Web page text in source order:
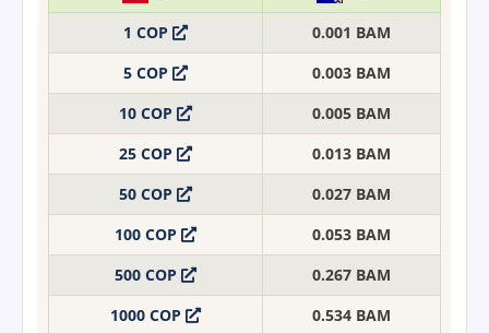
1 COP
0.001 BAM
5 COP
0.003 BAM
10 COP
0.005 BAM
25 COP
0.013 BAM
50 COP
0.027 BAM
100 COP
0.053 BAM
500 COP
0.267 BAM
1000 COP
0.534 BAM